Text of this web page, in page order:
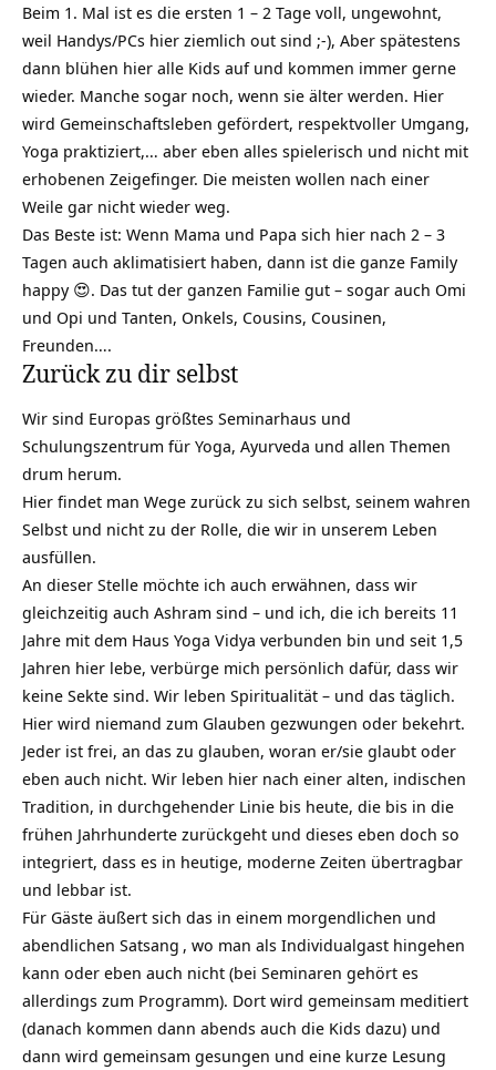
Beim 1. Mal ist es die ersten 1 – 2 Tage voll, ungewohnt,
weil Handys/PCs hier ziemlich out sind ;-), Aber spätestens
dann blühen hier alle Kids auf und kommen immer gerne
wieder. Manche sogar noch, wenn sie älter werden. Hier
wird Gemeinschaftsleben gefördert, respektvoller Umgang,
Yoga praktiziert,… aber eben alles spielerisch und nicht mit
erhobenen Zeigefinger. Die meisten wollen nach einer
Weile gar nicht wieder weg.
Das Beste ist: Wenn Mama und Papa sich hier nach 2 – 3
Tagen auch aklimatisiert haben, dann ist die ganze Family
happy 😍. Das tut der ganzen Familie gut – sogar auch Omi
und Opi und Tanten, Onkels, Cousins, Cousinen,
Freunden….
Zurück zu dir selbst
Wir sind Europas größtes Seminarhaus und
Schulungszentrum für Yoga, Ayurveda und allen Themen
drum herum.
Hier findet man Wege zurück zu sich selbst, seinem wahren
Selbst und nicht zu der Rolle, die wir in unserem Leben
ausfüllen.
An dieser Stelle möchte ich auch erwähnen, dass wir
gleichzeitig auch Ashram sind – und ich, die ich bereits 11
Jahre mit dem Haus Yoga Vidya verbunden bin und seit 1,5
Jahren hier lebe, verbürge mich persönlich dafür, dass wir
keine Sekte sind. Wir leben Spiritualität – und das täglich.
Hier wird niemand zum Glauben gezwungen oder bekehrt.
Jeder ist frei, an das zu glauben, woran er/sie glaubt oder
eben auch nicht. Wir leben hier nach einer alten, indischen
Tradition, in durchgehender Linie bis heute, die bis in die
frühen Jahrhunderte zurückgeht und dieses eben doch so
integriert, dass es in heutige, moderne Zeiten übertragbar
und lebbar ist.
Für Gäste äußert sich das in einem morgendlichen und
abendlichen Satsang , wo man als Individualgast hingehen
kann oder eben auch nicht (bei Seminaren gehört es
allerdings zum Programm). Dort wird gemeinsam meditiert
(danach kommen dann abends auch die Kids dazu) und
dann wird gemeinsam gesungen und eine kurze Lesung